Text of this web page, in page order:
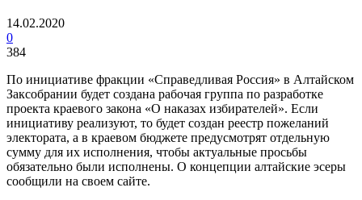
14.02.2020
0
384
По инициативе фракции «Справедливая Россия» в Алтайском
Заксобрании будет создана рабочая группа по разработке
проекта краевого закона «О наказах избирателей». Если
инициативу реализуют, то будет создан реестр пожеланий
электората, а в краевом бюджете предусмотрят отдельную
сумму для их исполнения, чтобы актуальные просьбы
обязательно были исполнены. О концепции алтайские эсеры
сообщили на своем сайте.